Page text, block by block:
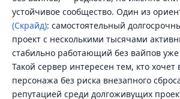
устойчивое сообщество. Один из
(Скрайд): самостоятельный
проект с несколькими тысячами
стабильно работающий без вайпов уже
Такой сервер интересен тем, кто
персонажа без риска внезапного
репутацией среди долгоживущих